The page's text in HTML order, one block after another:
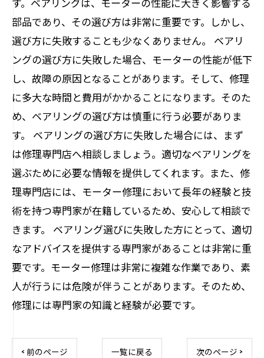
部品であり、その選び方は非常に重要です。しかし、
選び方に失敗することも少なくありません。 ベアリ
ングの選び方に失敗した場合、モーターの性能が低下
し、故障の原因となることがあります。そして、修理
に多大な時間と費用がかかることになります。そのた
め、ベアリングの選び方は慎重に行う必要がありま
す。 ベアリングの選び方に失敗した場合には、まず
は修理専門店へ相談しましょう。適切なベアリングを
選ぶために必要な情報を提供してくれます。また、修
理専門店には、モーター修理において長年の経験と技
術を持つ専門家が在籍しているため、安心して相談で
きます。 ベアリング選びに失敗した方にとって、適切
なアドバイスを提供する専門家があることは非常に重
要です。モーター修理は非常に複雑な作業であり、素
人が行うには危険が伴うことがあります。そのため、
修理には専門家の知識と経験が必要です。
< 前のページ 一覧に戻る 次のページ >